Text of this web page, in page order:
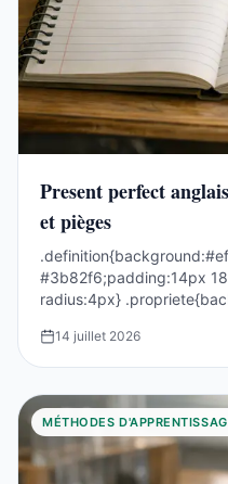
Present perfect
et pièges
#3b82f6;padding:14px
radius:4px}
14 juillet 2026
MÉTHODES